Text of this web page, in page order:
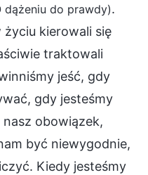
dążeniu do prawdy).
kierowali się
traktowali
jeść, gdy
gdy jesteśmy
obowiązek,
być niewygodnie,
Kiedy jesteśmy